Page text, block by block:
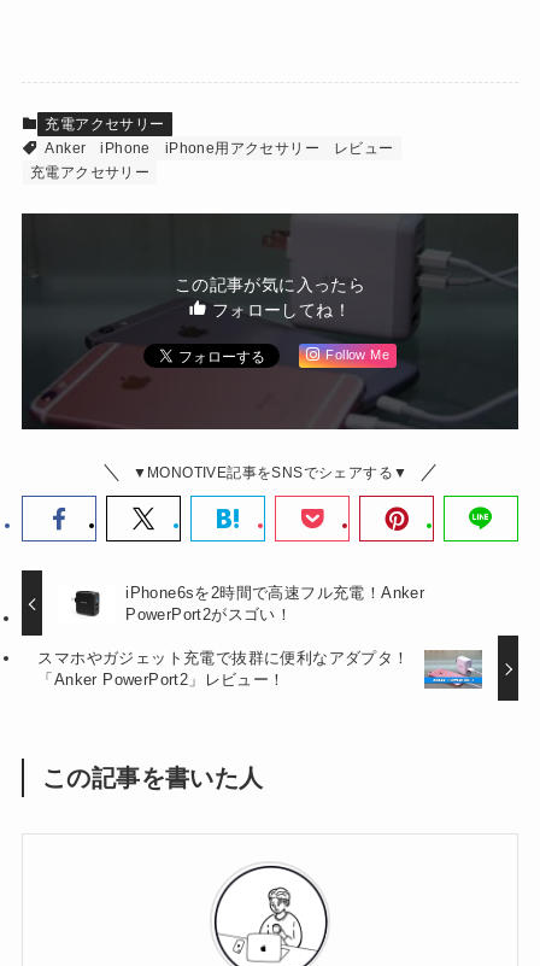
充電アクセサリー
Anker
iPhone iPhone用アクセサリー
レビュー
充電アクセサリー
この記事が気に入ったら
フォローしてね！
Follow Me
▼MONOTIVE記事をSNSでシェアする▼
iPhone6sを2時間で高速フル充電！Anker
PowerPort2がスゴい！
スマホやガジェット充電で抜群に便利なアダプタ！
「Anker PowerPort2」レビュー！
この記事を書いた人